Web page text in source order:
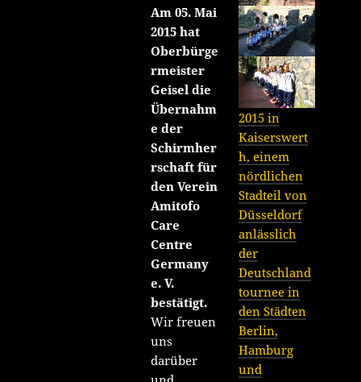
2015 in
Kaiserswert
h, einem
nördlichen
Stadteil von
Düsseldorf
anlässlich
der
Deutschland
tournee in
den Städten
Berlin,
Hamburg
und
Am 05. Mai
2015 hat
Oberbürge
rmeister
Geisel die
Übernahm
e der
Schirmher
rschaft für
den Verein
Amitofo
Care
Centre
Germany
e. V.
bestätigt.
Wir freuen
uns
darüber